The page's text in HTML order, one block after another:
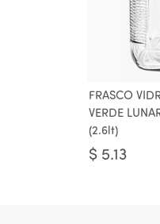
FRASCO
VERDE
(2.6lt)
$ 5.13